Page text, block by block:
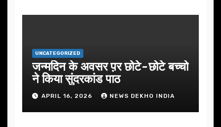
UNCATEGORIZED
जन्मदिन के अवसर प़र छोटे-छोटे बच्चो
ने किया सुंदरकांड पाठ
APRIL 16, 2026 NEWS DEKHO INDIA